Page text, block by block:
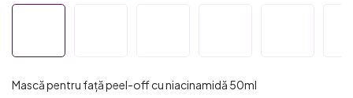
din
stele.
Mască pentru față peel-off cu niacinamidă 50ml